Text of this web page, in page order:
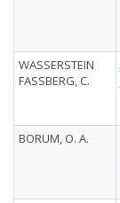
WASSERSTEIN
FASSBERG, C.
BORUM, O. A.